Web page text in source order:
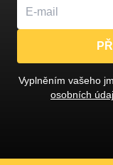
Vyplněním vašeho
osobních